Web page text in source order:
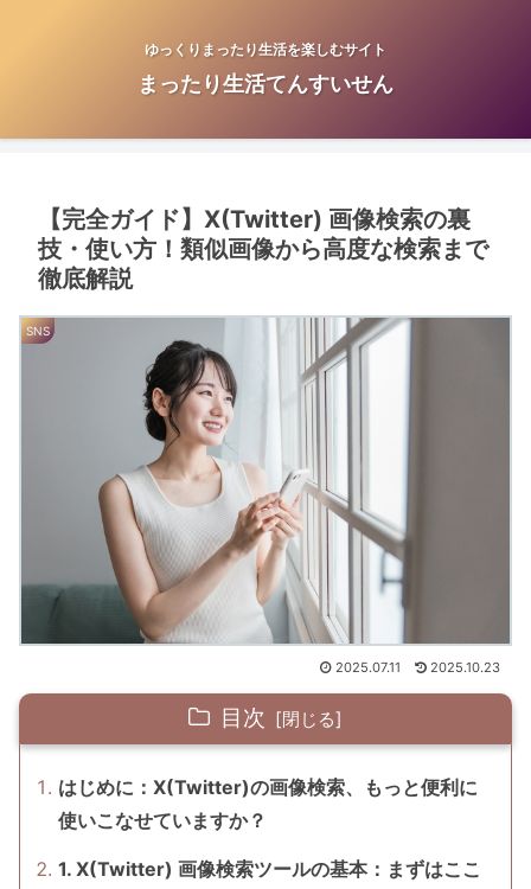
ゆっくりまったり生活を楽しむサイト
まったり生活てんすいせん
【完全ガイド】X(Twitter) 画像検索の裏
技・使い方！類似画像から高度な検索まで
徹底解説
SNS
2025.07.11 2025.10.23
目次
はじめに：X(Twitter)の画像検索、もっと便利に
使いこなせていますか？
1. X(Twitter) 画像検索ツールの基本：まずはここ